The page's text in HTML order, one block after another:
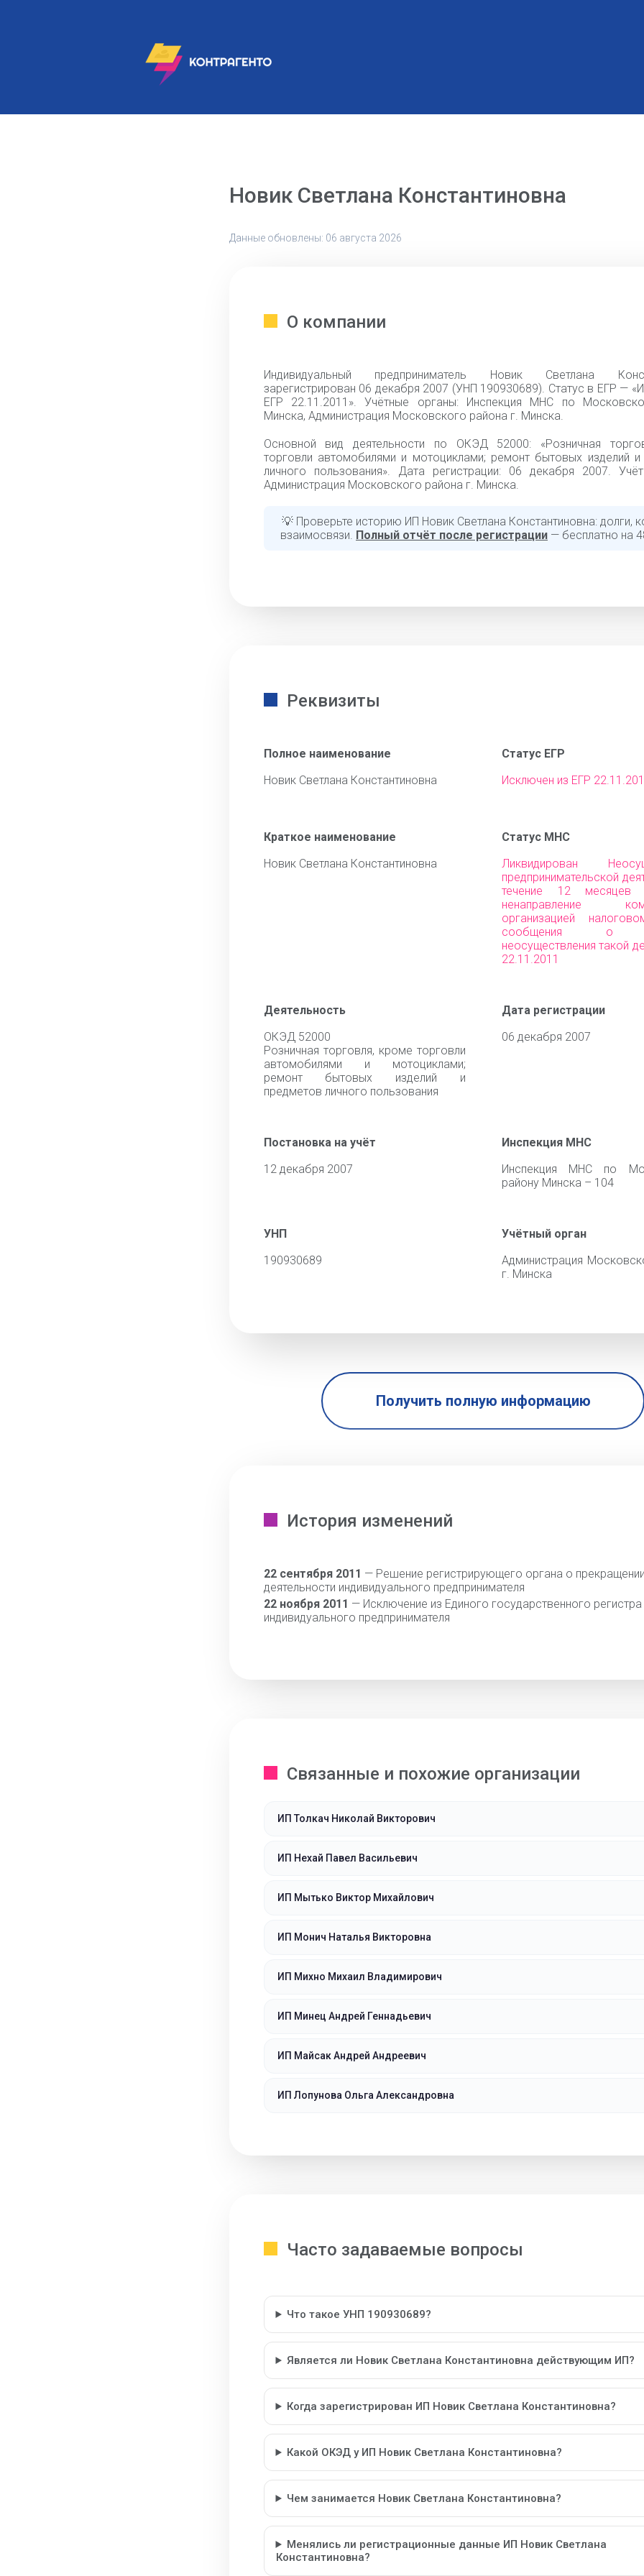
Новик Светлана Константиновна
Данные обновлены: 06 августа 2026
О компании
Индивидуальный предприниматель Новик Светлана
зарегистрирован 06 декабря 2007 (УНП 190930689). Статус в ЕГР —
ЕГР 22.11.2011». Учётные органы: Инспекция МНС по
Минска, Администрация Московского района г. Минска.
Основной вид деятельности по ОКЭД 52000: «Розничная
торговли автомобилями и мотоциклами; ремонт бытовых изделий
личного пользования». Дата регистрации: 06 декабря 2007.
Администрация Московского района г. Минска.
💡 Проверьте историю ИП Новик Светлана Константиновна: долги,
взаимосвязи. Полный отчёт после регистрации — бесплатно на
Реквизиты
Полное наименование
Новик Светлана Константиновна
Статус ЕГР
Исключен из ЕГР
Краткое наименование
Новик Светлана Константиновна
Статус МНС
Ликвидирован
предпринимательской
течение 12 месяцев
ненаправление
организацией
сообщения о
неосуществления такой
22.11.2011
Деятельность
ОКЭД 52000
Розничная торговля, кроме торговли
автомобилями и мотоциклами;
ремонт бытовых изделий и
предметов личного пользования
Дата регистрации
06 декабря 2007
Постановка на учёт
12 декабря 2007
Инспекция МНС
Инспекция МНС по
району Минска – 104
УНП
190930689
Учётный орган
Администрация
г. Минска
Получить полную информацию
История изменений
22 сентября 2011 — Решение регистрирующего органа о
деятельности индивидуального предпринимателя
22 ноября 2011 — Исключение из Единого государственного регистра
индивидуального предпринимателя
Связанные и похожие организации
ИП Толкач Николай Викторович
ИП Нехай Павел Васильевич
ИП Мытько Виктор Михайлович
ИП Монич Наталья Викторовна
ИП Михно Михаил Владимирович
ИП Минец Андрей Геннадьевич
ИП Майсак Андрей Андреевич
ИП Лопунова Ольга Александровна
Часто задаваемые вопросы
Что такое УНП 190930689?
Является ли Новик Светлана Константиновна действующим ИП?
Когда зарегистрирован ИП Новик Светлана Константиновна?
Какой ОКЭД у ИП Новик Светлана Константиновна?
Чем занимается Новик Светлана Константиновна?
Менялись ли регистрационные данные ИП Новик Светлана
Константиновна?